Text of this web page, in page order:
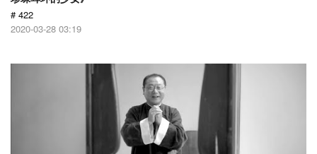
# 422
2020-03-28 03:19